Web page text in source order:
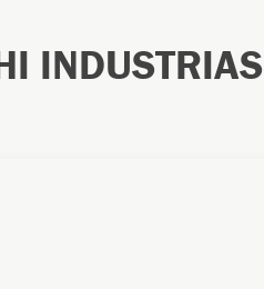
INDUSTRIAS